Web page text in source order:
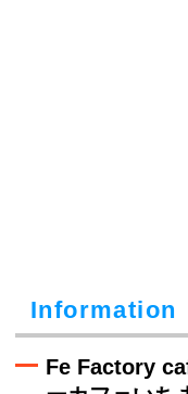
Information
Fe Factory